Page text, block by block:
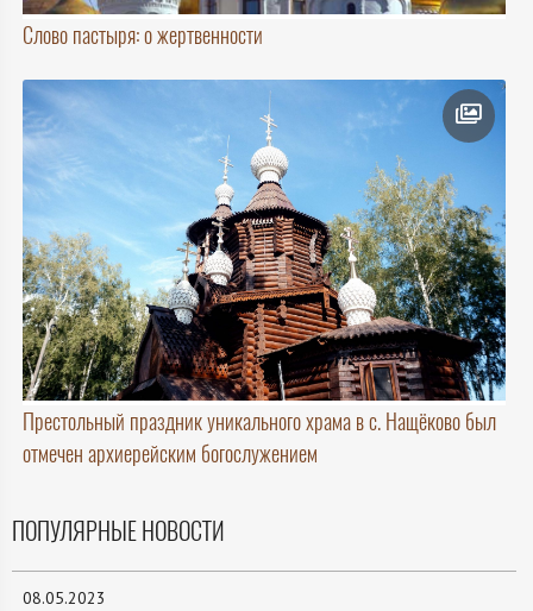
Слово пастыря: о жертвенности
Престольный праздник уникального храма в с. Нащёково был
отмечен архиерейским богослужением
ПОПУЛЯРНЫЕ НОВОСТИ
08.05.2023